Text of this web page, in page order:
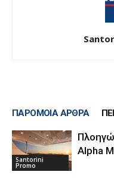
ΠΑΡΟΜΟΙΑ ΑΡΘΡΑ
Santorini
Promo
Alpha